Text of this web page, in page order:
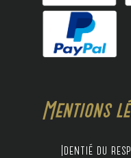
Mentions
Identié du